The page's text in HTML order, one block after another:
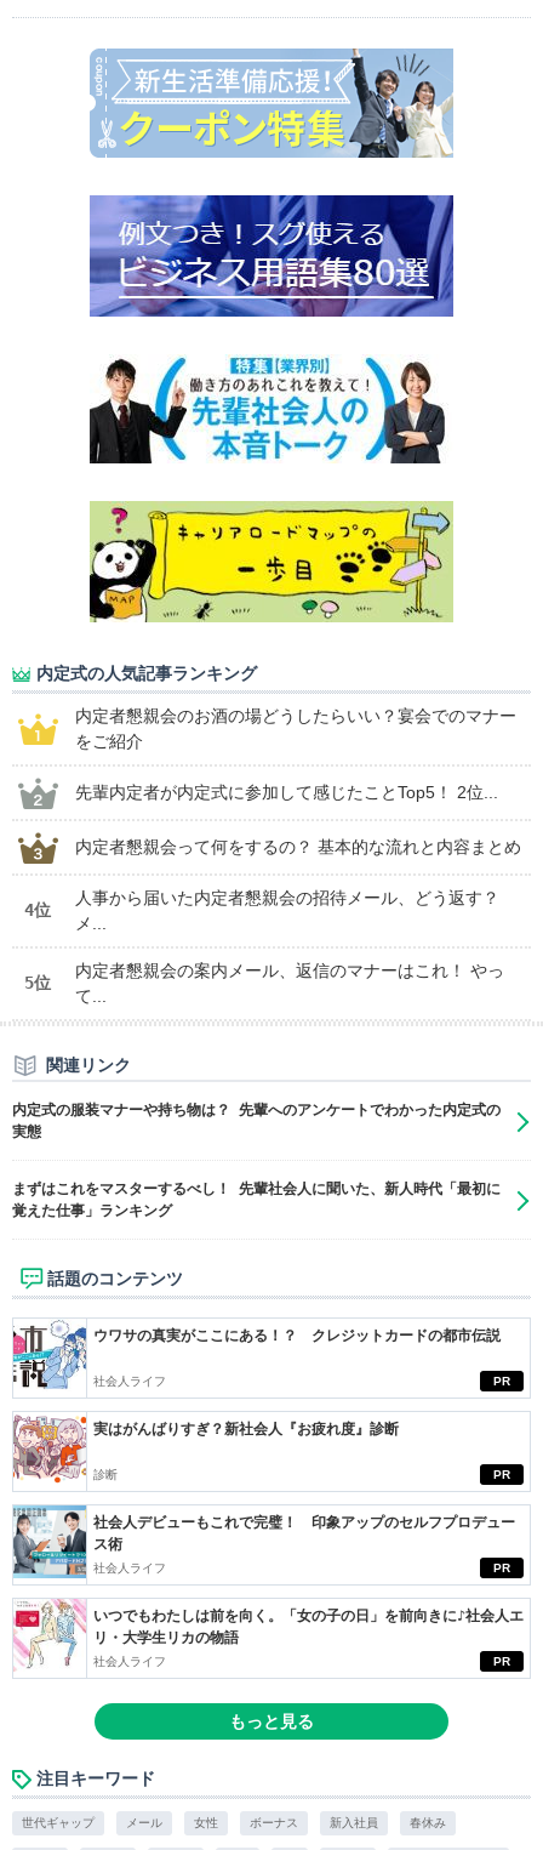
内定式の人気記事ランキング
内定者懇親会のお酒の場どうしたらいい？宴会でのマナー
をご紹介
先輩内定者が内定式に参加して感じたことTop5！ 2位...
内定者懇親会って何をするの？ 基本的な流れと内容まとめ
4位
人事から届いた内定者懇親会の招待メール、どう返す？
メ...
5位
内定者懇親会の案内メール、返信のマナーはこれ！ やっ
て...
関連リンク
内定式の服装マナーや持ち物は？ 先輩へのアンケートでわかった内定式の
実態
まずはこれをマスターするべし！ 先輩社会人に聞いた、新人時代「最初に
覚えた仕事」ランキング
話題のコンテンツ
PR
ウワサの真実がここにある！？ クレジットカードの都市伝説
社会人ライフ
PR
実はがんばりすぎ？新社会人『お疲れ度』診断
診断
PR
社会人デビューもこれで完璧！ 印象アップのセルフプロデュー
ス術
社会人ライフ
PR
いつでもわたしは前を向く。「女の子の日」を前向きに♪社会人エ
リ・大学生リカの物語
社会人ライフ
もっと見る
注目キーワード
世代ギャップ メール 女性 ボーナス 新入社員 春休み